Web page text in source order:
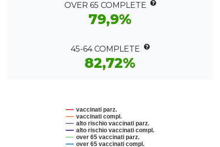
OVER 65 COMPLETE
79,9%
45-64 COMPLETE
82,72%
vaccinati parz.
vaccinati compl.
alto rischio vaccinati parz.
alto rischio vaccinati compl.
over 65 vaccinati parz.
over 65 vaccinati compl.